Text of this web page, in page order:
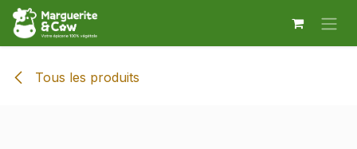
Se rendre au contenu
Tous les produits